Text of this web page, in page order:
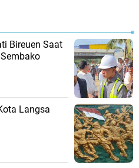
Bireuen Saat
Langsa